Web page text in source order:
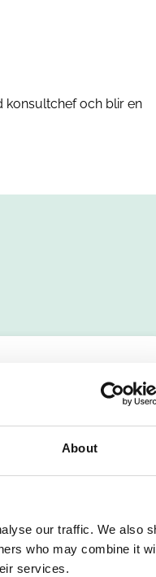
About
our traffic. We also
who may combine it
services.
konsultchef och blir en